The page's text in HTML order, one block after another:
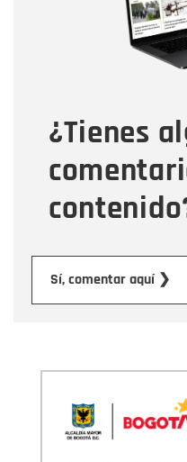
¿Tienes
Sí, comentar aquí ❯
Tipo de comentario
Mensaje